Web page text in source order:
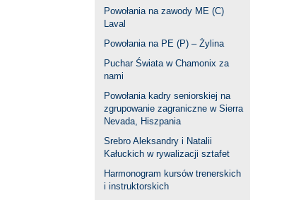
Powołania na zawody ME (C)
Laval
Powołania na PE (P) – Żylina
Puchar Świata w Chamonix za
nami
Powołania kadry seniorskiej na
zgrupowanie zagraniczne w Sierra
Nevada, Hiszpania
Srebro Aleksandry i Natalii
Kałuckich w rywalizacji sztafet
Harmonogram kursów trenerskich
i instruktorskich